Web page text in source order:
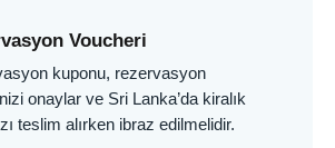
Voucheri
kuponu, rezervasyon
onaylar ve Sri Lanka’da kiralık
teslim alırken ibraz edilmelidir.